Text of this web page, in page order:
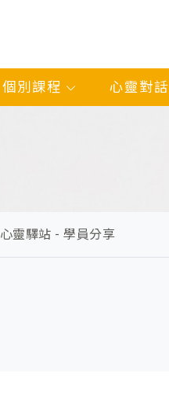
個別課程 心靈對話
心靈驛站 - 學員分享